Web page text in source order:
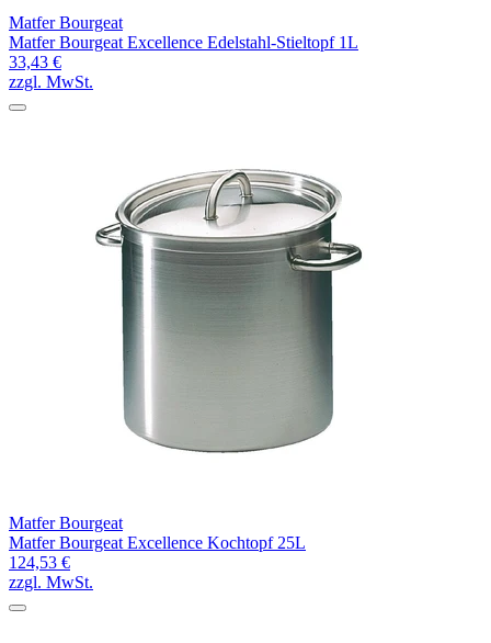
Matfer Bourgeat
Matfer Bourgeat Excellence Edelstahl-Stieltopf 1L
33,43 €
zzgl. MwSt.
Matfer Bourgeat
Matfer Bourgeat Excellence Kochtopf 25L
124,53 €
zzgl. MwSt.